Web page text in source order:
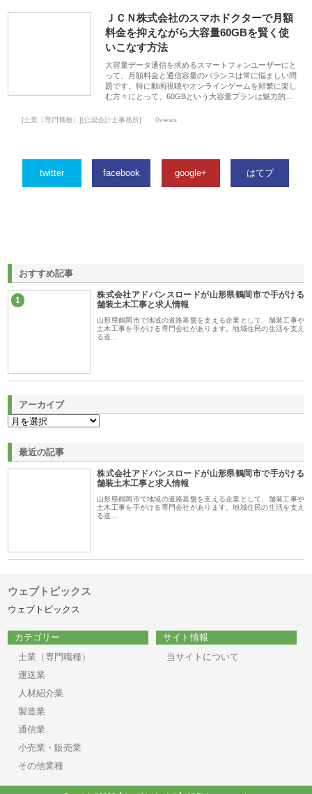
ＪＣＮ株式会社のスマホドクターで月額
料金を抑えながら大容量60GBを賢く使
いこなす方法
大容量データ通信を求めるスマートフォンユーザーにと
って、月額料金と通信容量のバランスは常に悩ましい問
題です。特に動画視聴やオンラインゲームを頻繁に楽し
む方々にとって、60GBという大容量プランは魅力的…
[士業（専門職種）][公認会計士事務所] 0views
twitter facebook google+ はてブ
おすすめ記事
1
株式会社アドバンスロードが山形県鶴岡市で手がける
舗装土木工事と求人情報
山形県鶴岡市で地域の道路基盤を支える企業として、舗装工事や
土木工事を手がける専門会社があります。地域住民の生活を支え
る道…
アーカイブ
最近の記事
株式会社アドバンスロードが山形県鶴岡市で手がける
舗装土木工事と求人情報
山形県鶴岡市で地域の道路基盤を支える企業として、舗装工事や
土木工事を手がける専門会社があります。地域住民の生活を支え
る道…
ウェブトピックス
ウェブトピックス
カテゴリー
士業（専門職種）
運送業
人材紹介業
製造業
通信業
小売業・販売業
その他業種
サイト情報
当サイトについて